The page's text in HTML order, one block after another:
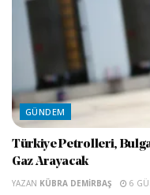
GÜNDEM
Türkiye Petrolleri,
Gaz Arayacak
YAZAN KÜBRA DEMIRBAŞ 6